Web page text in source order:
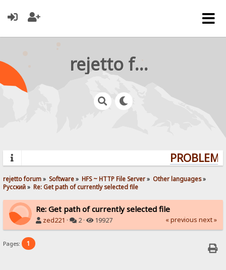
rejetto forum
rejetto forum» Software» HFS ~ HTTP File Server» Other languages»
Pусский» Re: Get path of currently selected file
Re: Get path of currently selected file
zed221 · 2 · 19927 « previous next »
Pages: 1